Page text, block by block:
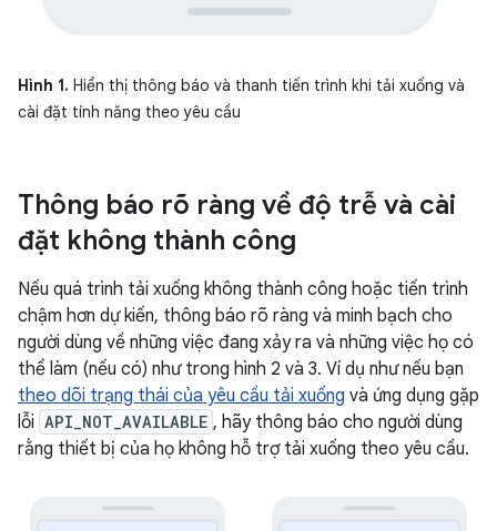
Hình 1. Hiển thị thông báo và thanh tiến trình khi tải xuống và
cài đặt tính năng theo yêu cầu
Thông báo rõ ràng về độ trễ và cài
đặt không thành công
Nếu quá trình tải xuống không thành công hoặc tiến trình
chậm hơn dự kiến, thông báo rõ ràng và minh bạch cho
người dùng về những việc đang xảy ra và những việc họ có
thể làm (nếu có) như trong hình 2 và 3. Ví dụ như nếu bạn
theo dõi trạng thái của yêu cầu tải xuống và ứng dụng gặp
lỗi API_NOT_AVAILABLE , hãy thông báo cho người dùng
rằng thiết bị của họ không hỗ trợ tải xuống theo yêu cầu.